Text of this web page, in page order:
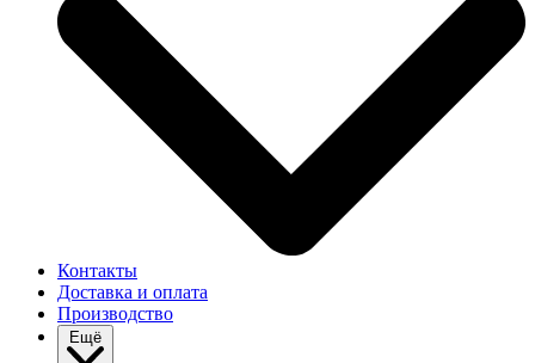
Контакты
Доставка и оплата
Производство